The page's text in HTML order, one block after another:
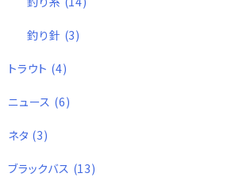
釣り針 (3)
トラウト (4)
ニュース (6)
ネタ (3)
ブラックバス (13)